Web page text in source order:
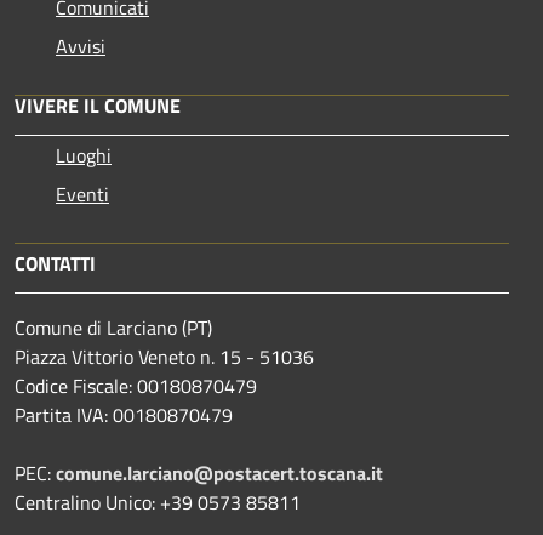
Comunicati
Avvisi
VIVERE IL COMUNE
Luoghi
Eventi
CONTATTI
Comune di Larciano (PT)
Piazza Vittorio Veneto n. 15 - 51036
Codice Fiscale: 00180870479
Partita IVA: 00180870479
PEC:comune.larciano@postacert.toscana.it
Centralino Unico: +39 0573 85811